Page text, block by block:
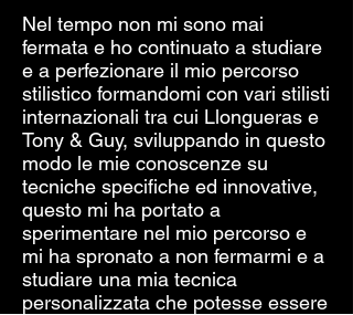
Nel tempo non mi sono mai
fermata e ho continuato a studiare
e a perfezionare il mio percorso
stilistico formandomi con vari stilisti
internazionali tra cui Llongueras e
Tony & Guy, sviluppando in questo
modo le mie conoscenze su
tecniche specifiche ed innovative,
questo mi ha portato a
sperimentare nel mio percorso e
mi ha spronato a non fermarmi e a
studiare una mia tecnica
personalizzata che potesse essere